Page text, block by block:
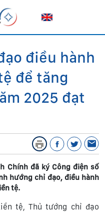
điều hành
để tăng
2025 đạt
Chính đã ký Công điện số
hướng chỉ đạo, điều hành
tệ.
tệ, Thủ tướng chỉ đạo